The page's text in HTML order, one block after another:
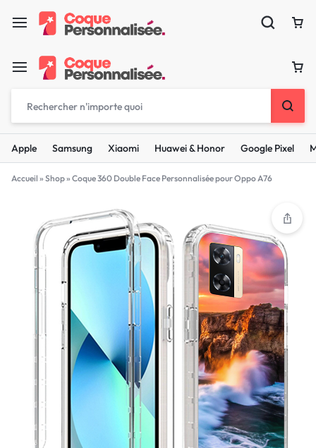
Apple Samsung Xiaomi Huawei & Honor Google Pixel
Accueil » Shop» Coque 360 Double Face Personnalisée pour Oppo A76